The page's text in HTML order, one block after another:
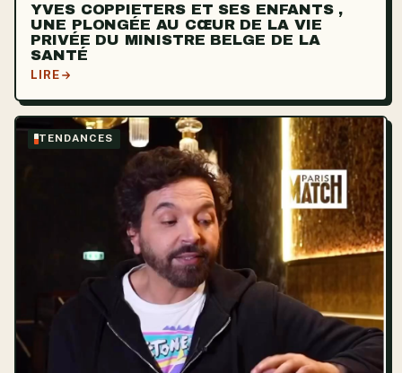
YVES COPPIETERS ET SES ENFANTS ,
UNE PLONGÉE AU CŒUR DE LA VIE
PRIVÉE DU MINISTRE BELGE DE LA
SANTÉ
LIRE
TENDANCES